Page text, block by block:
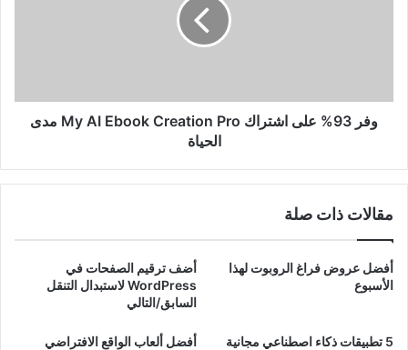
Pro
مدى
وفر 93% على اشتراك My AI Ebook Creation Pro مدى
الحياة
مقالات ذات صلة
أفضل عروض فراغ الروبوت لهذا
الأسبوع
أضف ترقيم الصفحات في
WordPress لاستبدال التنقل
السابق/التالي
5 تطبيقات ذكاء اصطناعي مجانية
أفضل ألعاب الواقع الافتراضي